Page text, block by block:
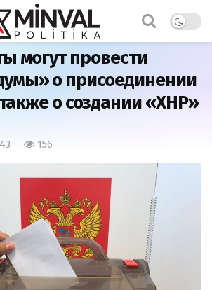
могут провести
о присоединении
о создании «ХНР»
156